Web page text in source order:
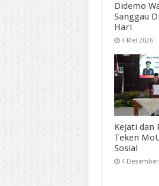
Didemo
Sanggau
Hari
4 Mei 2026
Kejati dan
Teken
Sosial
4 Desember